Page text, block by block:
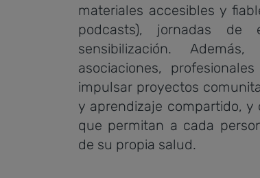
materiales accesibles y
podcasts), jornadas de
sensibilización.
asociaciones,
impulsar proyectos
y aprendizaje compartido,
que permitan a cada
de su propia salud.